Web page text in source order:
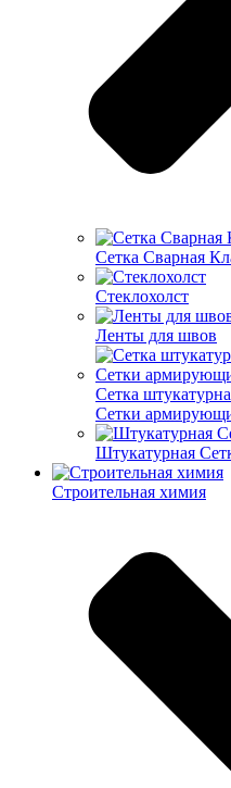
Cетка Сварная
Cтеклохолст
Ленты для швов
Сетка
Сетки
Штукатурная
Строительная химия